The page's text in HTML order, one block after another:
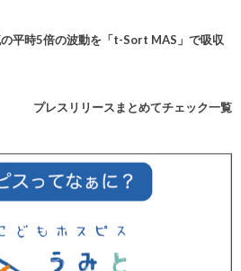
平時5倍の波動を「t-Sort MAS」で吸収
プレスリリースまとめてチェック一覧